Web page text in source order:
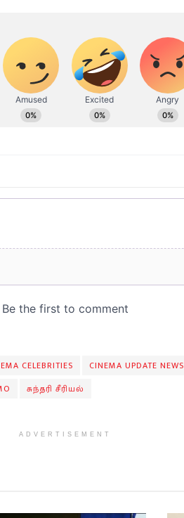
CELEBRITIES CINEMA UPDATE NEWS
சுந்தரி சீரியல்
ADVERTISEMENT